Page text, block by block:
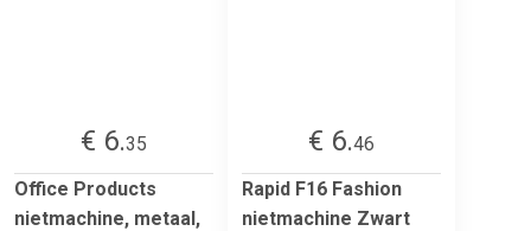
€ 6.35
Office Products
nietmachine, metaal,
€ 6.46
Rapid F16 Fashion
nietmachine Zwart